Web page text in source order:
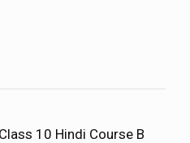
10 Hindi Course B